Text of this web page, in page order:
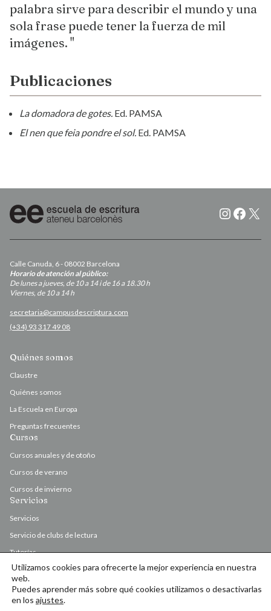
palabra sirve para describir el mundo y una
sola frase puede tener la fuerza de mil
imágenes. "
Publicaciones
La domadora de gotes. Ed. PAMSA
El nen que feia pondre el sol. Ed. PAMSA
X
Calle Canuda, 6 - 08002 Barcelona
Horario de atención al público:
De lunes a jueves, de 10 a 14 i de 16 a 18.30 h
Viernes, de 10 a 14 h
secretaria@campusdescriptura.com
(+34) 93 317 49 08
Quiénes somos
Claustre
Quiénes somos
La Escuela en Europa
Preguntas frecuentes
Cursos
Cursos anuales y de otoño
Cursos de verano
Cursos de invierno
Servicios
Servicios
Servicio de clubs de lectura
Tutorías
Valoración y corrección de originales
Utilizamos cookies para ofrecerte la mejor experiencia en nuestra
web.
Puedes aprender más sobre qué cookies utilizamos o desactivarlas
en los ajustes.